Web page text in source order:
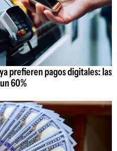
prefieren pagos digitales: las
60%